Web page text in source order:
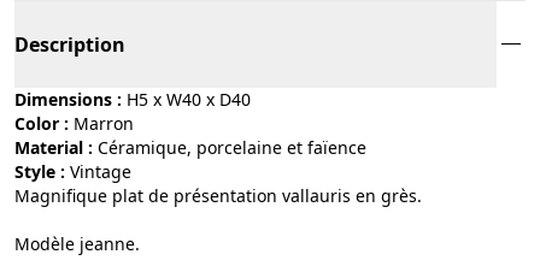
Description
Dimensions : H5 x W40 x D40
Color :
marron
Material :
céramique, porcelaine et faïence
Style :
vintage
Magnifique plat de présentation vallauris en grès.
Modèle jeanne.